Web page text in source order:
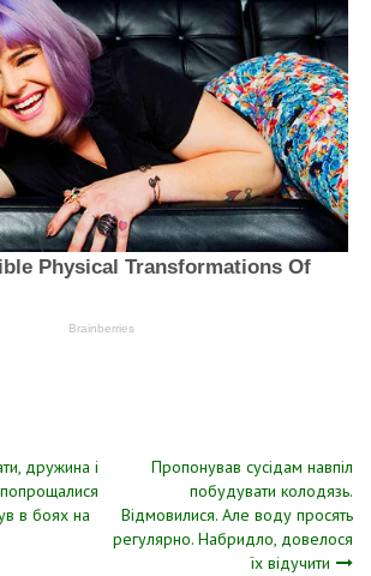
дpyжинa i
в бoяx нa
Пропонував сусідам навпіл
побудувати колодязь.
Відмовилися. Але воду просять
регулярно. Набридло, довелося
їх відучити